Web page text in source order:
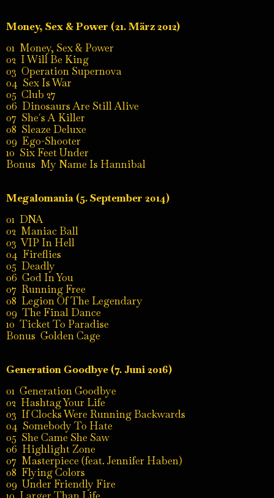
Money, Sex & Power (21. März 2012)
01 Money, Sex & Power
02 I Will Be King
03 Operation Supernova
04 Sex Is War
05 Club 27
06 Dinosaurs Are Still Alive
07 She´s A Killer
08 Sleaze Deluxe
09 Ego-Shooter
10 Six Feet Under
Bonus My Name Is Hannibal
Megalomania (5. September 2014)
01 DNA
02 Maniac Ball
03 VIP In Hell
04 Fireflies
05 Deadly
06 God In You
07 Running Free
08 Legion Of The Legendary
09 The Final Dance
10 Ticket To Paradise
Bonus Golden Cage
Generation Goodbye (7. Juni 2016)
01 Generation Goodbye
02 Hashtag Your Life
03 If Clocks Were Running Backwards
04 Somebody To Hate
05 She Came She Saw
06 Highlight Zone
07 Masterpiece (feat. Jennifer Haben)
08 Flying Colors
09 Under Friendly Fire